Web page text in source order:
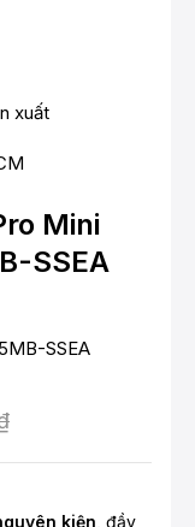
xuất
Mini
SSEA
SSEA
kiện, đầy